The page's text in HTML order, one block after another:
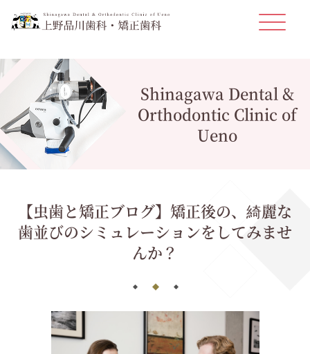
Shinagawa Dental &
Orthodontic Clinic of
Ueno
【虫歯と矯正ブログ】矯正後の、綺麗な
歯並びのシミュレーションをしてみませ
んか？